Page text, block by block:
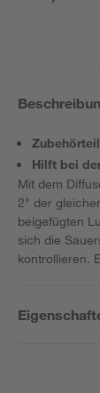
Hilft bei
Mit dem
2" der
beigefügten
sich die
kontrollieren.